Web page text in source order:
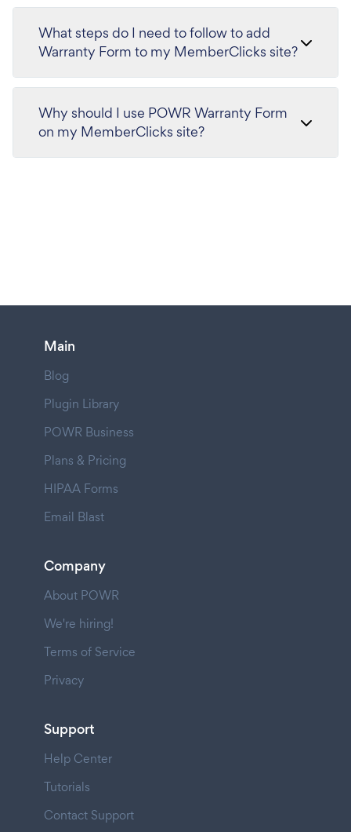
What steps do I need to follow to add
Warranty Form to my MemberClicks site?
Why should I use POWR Warranty Form
on my MemberClicks site?
Main
Blog
Plugin Library
POWR Business
Plans & Pricing
HIPAA Forms
Email Blast
Company
About POWR
We're hiring!
Terms of Service
Privacy
Support
Help Center
Tutorials
Contact Support